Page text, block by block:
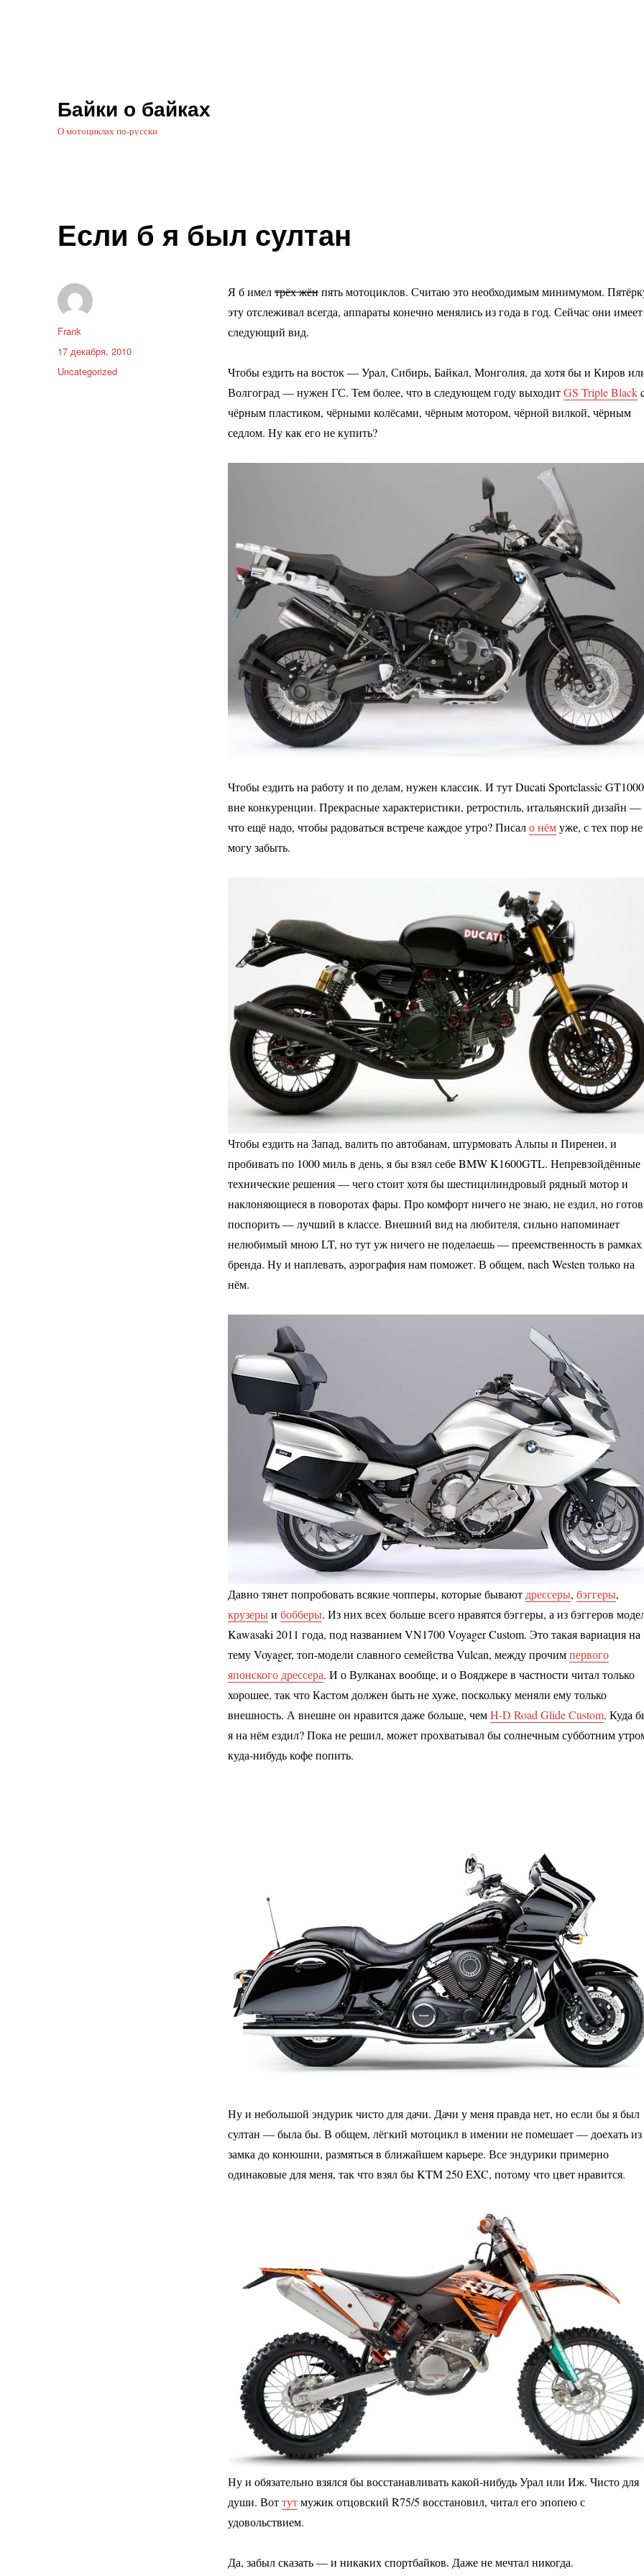
Байки о байках
О мотоциклах по-русски
Если б я был султан
Я б имелтрёх жёнпять мотоциклов. Считаю это необходимым минимумом.
эту отслеживал всегда, аппараты конечно менялись из года в год. Сейчас они имеет
следующий вид.
Чтобы ездить на восток — Урал, Сибирь, Байкал, Монголия, да хотя бы и Киров
Волгоград — нужен ГС. Тем более, что в следующем году выходитGS Triple Black
чёрным пластиком, чёрными колёсами, чёрным мотором, чёрной вилкой, чёрным
седлом. Ну как его не купить?
Чтобы ездить на работу и по делам, нужен классик. И тут Ducati Sportclassic GT1000
вне конкуренции. Прекрасные характеристики, ретростиль, итальянский дизайн —
что ещё надо, чтобы радоваться встрече каждое утро? Писало нёмуже, с тех пор не
могу забыть.
Чтобы ездить на Запад, валить по автобанам, штурмовать Альпы и Пиренеи, и
пробивать по 1000 миль в день, я бы взял себе BMW K1600GTL. Непревзойдённые
технические решения — чего стоит хотя бы шестицилиндровый рядный мотор и
наклоняющиеся в поворотах фары. Про комфорт ничего не знаю, не ездил, но готов
поспорить — лучший в классе. Внешний вид на любителя, сильно напоминает
нелюбимый мною LT, но тут уж ничего не поделаешь — преемственность в рамках
бренда. Ну и наплевать, аэрография нам поможет. В общем, nach Westen только на
нём.
Давно тянет попробовать всякие чопперы, которые бывают дрессеры, бэггеры,
крузерыи бобберы. Из них всех больше всего нравятся бэггеры, а из бэггеров
Kawasaki 2011 года, под названием VN1700 Voyager Custom. Это такая вариация на
тему Voyager, топ-модели славного семейства Vulcan, между прочимпервого
японского дрессера. И о Вулканах вообще, и о Вояджере в частности читал только
хорошее, так что Кастом должен быть не хуже, поскольку меняли ему только
внешность. А внешне он нравится даже больше, чемH-D Road Glide Custom. Куда
я на нём ездил? Пока не решил, может прохватывал бы солнечным субботним
куда-нибудь кофе попить.
Ну и небольшой эндурик чисто для дачи. Дачи у меня правда нет, но если бы я был
султан — была бы. В общем, лёгкий мотоцикл в имении не помешает — доехать из
замка до конюшни, размяться в ближайшем карьере. Все эндурики примерно
одинаковые для меня, так что взял бы KTM 250 EXC, потому что цвет нравится.
Ну и обязательно взялся бы восстанавливать какой-нибудь Урал или Иж. Чисто для
души. Воттутмужик отцовский R75/5 восстановил, читал его эпопею с
удовольствием.
Да, забыл сказать — и никаких спортбайков. Даже не мечтал никогда.
Автор
Frank
Опубликовано
17 декабря, 2010
Рубрики
Uncategorized